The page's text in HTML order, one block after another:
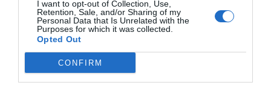
I want to opt-out of Collection, Use,
Retention, Sale, and/or Sharing of my
Personal Data that Is Unrelated with the
Purposes for which it was collected.
Opted Out
CONFIRM
cinco años, ¡sino seis! (como ocurrió en España durante
casi cuarenta años en el siglo XX, con un curso
preparatorio común a todas las carreras sanitarias). Es
decir, que la adaptación de Francia a la similitud de
programas es relativa; bien en las formas, mal en lo